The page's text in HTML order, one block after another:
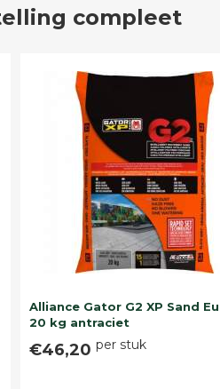
compleet
Alliance Gator G2 XP Sand
20 kg antraciet
€46,20 per stuk